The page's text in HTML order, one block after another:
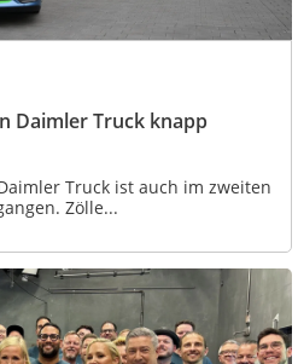
Daimler Truck knapp
Truck ist auch im zweiten
Zölle...